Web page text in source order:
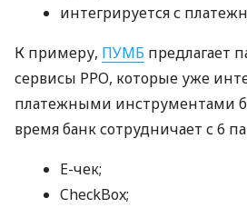
интегрируется с
К примеру, ПУМБ предлагает
сервисы РРО, которые уже
платежными инструментами
время банк сотрудничает с 6
E-чек;
CheckBox;